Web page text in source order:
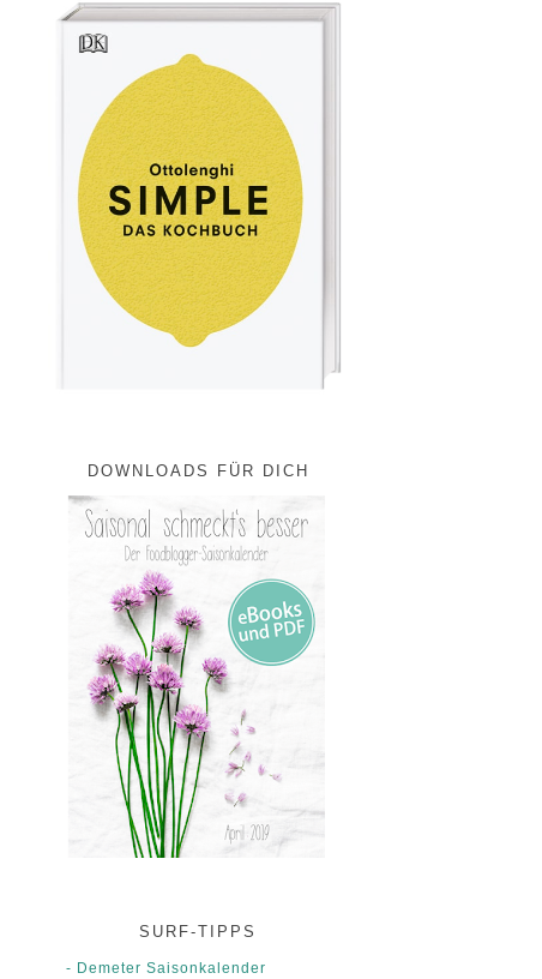
DOWNLOADS FÜR DICH
SURF-TIPPS
- Demeter Saisonkalender